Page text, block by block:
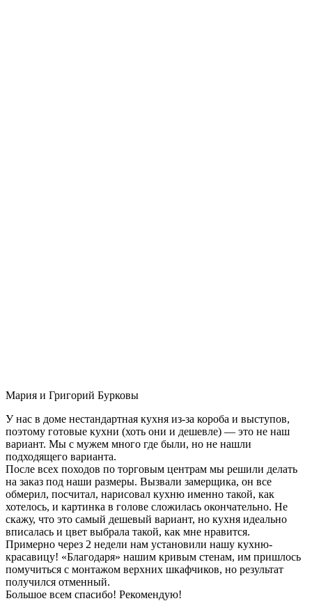
Мария и Григорий Бурковы
У нас в доме нестандартная кухня из-за короба и выступов,
поэтому готовые кухни (хоть они и дешевле) — это не наш
вариант. Мы с мужем много где были, но не нашли
подходящего варианта.
После всех походов по торговым центрам мы решили делать
на заказ под наши размеры. Вызвали замерщика, он все
обмерил, посчитал, нарисовал кухню именно такой, как
хотелось, и картинка в голове сложилась окончательно. Не
скажу, что это самый дешевый вариант, но кухня идеально
вписалась и цвет выбрала такой, как мне нравится.
Примерно через 2 недели нам установили нашу кухню-
красавицу! «Благодаря» нашим кривым стенам, им пришлось
помучиться с монтажом верхних шкафчиков, но результат
получился отменный.
Большое всем спасибо! Рекомендую!